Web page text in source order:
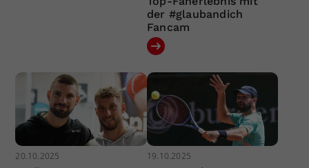
der #glaubandich
Fancam
20.10.2025 19.10.2025